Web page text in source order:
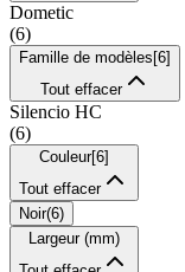
Dometic
(6)
Famille de modèles [6]
Tout effacer
Silencio HC
(6)
Couleur[6]
Tout effacer
Noir(6)
Largeur (mm)